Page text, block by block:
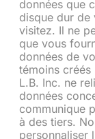
données que
disque dur de
visitez. Il ne
que vous
données de
témoins créés
L.B. Inc. ne
données
communique
à des tiers.
personnaliser